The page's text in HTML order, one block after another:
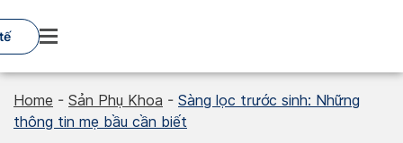
to
content
Home - Sản Phụ Khoa - Sàng lọc trước sinh: Những
thông tin mẹ bầu cần biết